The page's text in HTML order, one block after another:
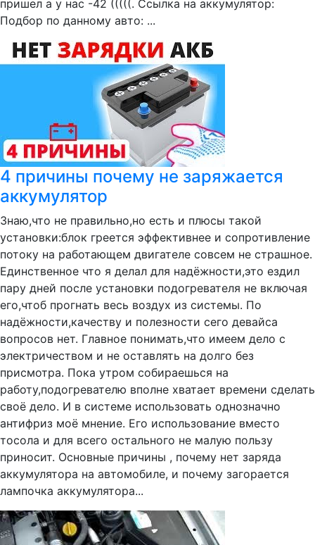
пришел а у нас -42 (((((. Ссылка на аккумулятор:
Подбор по данному авто: ...
4 причины почему не заряжается
аккумулятор
Знаю,что не правильно,но есть и плюсы такой
установки:блок греется эффективнее и сопротивление
потоку на работающем двигателе совсем не страшное.
Единственное что я делал для надёжности,это ездил
пару дней после установки подогревателя не включая
его,чтоб прогнать весь воздух из системы. По
надёжности,качеству и полезности сего девайса
вопросов нет. Главное понимать,что имеем дело с
электричеством и не оставлять на долго без
присмотра. Пока утром собираешься на
работу,подогревателю вполне хватает времени сделать
своё дело. И в системе использовать однозначно
антифриз моё мнение. Его использование вместо
тосола и для всего остального не малую пользу
приносит. Основные причины , почему нет заряда
аккумулятора на автомобиле, и почему загорается
лампочка аккумулятора...